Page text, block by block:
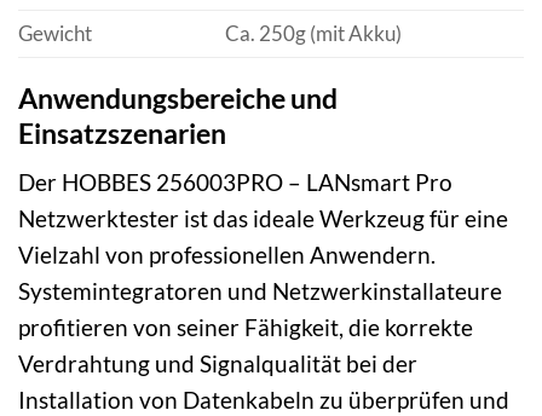
Gewicht
Ca. 250g (mit Akku)
Anwendungsbereiche und
Einsatzszenarien
Der HOBBES 256003PRO – LANsmart Pro
Netzwerktester ist das ideale Werkzeug für eine
Vielzahl von professionellen Anwendern.
Systemintegratoren und Netzwerkinstallateure
profitieren von seiner Fähigkeit, die korrekte
Verdrahtung und Signalqualität bei der
Installation von Datenkabeln zu überprüfen und